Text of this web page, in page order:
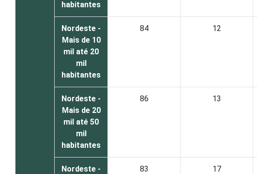
habitantes
Nordeste -
Mais de 10
mil até 20
mil
habitantes
84 12
Nordeste -
Mais de 20
mil até 50
mil
habitantes
86 13
Nordeste -
83 17